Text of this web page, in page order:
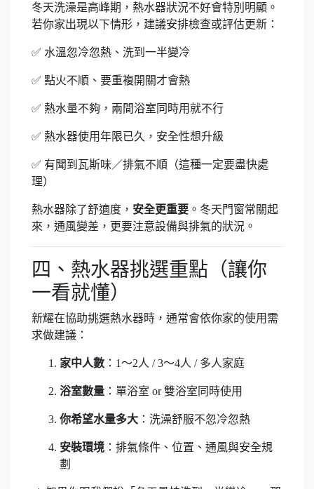
冬天洗澡是高峰期，熱水器狀況不好會特別明顯。
若你家出現以下情形，建議安排檢查或評估更新：
✅ 水溫忽冷忽熱、洗到一半變冷
✅ 點火不順、要重複開關才會熱
✅ 熱水量不夠，兩間浴室同時用就不行
✅ 熱水器使用年限已久，安全性想升級
✅ 有聞到瓦斯味／排氣不順（這種一定要盡快處
理）
熱水器除了舒適度， 安全更重要 。冬天門窗常關起
來，通風變差，更要注意設備與排氣的狀況。
四、熱水器挑選重點（讓你
一看就懂）
新耀在協助挑選熱水器時，通常會依你家的使用需
求做建議：
家中人數 ：1～2人 / 3～4人 / 多人家庭
浴室數量 ：單浴室 or 雙浴室同時使用
你希望水量多大 ：洗澡舒服不忽冷忽熱
安裝環境 ：排氣條件、位置、通風與安全規
劃